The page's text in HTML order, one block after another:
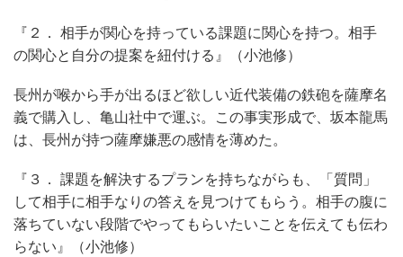
『２． 相手が関心を持っている課題に関心を持つ。相手
の関心と自分の提案を紐付ける』（小池修）
長州が喉から手が出るほど欲しい近代装備の鉄砲を薩摩名
義で購入し、亀山社中で運ぶ。この事実形成で、坂本龍馬
は、長州が持つ薩摩嫌悪の感情を薄めた。
『３． 課題を解決するプランを持ちながらも、「質問」
して相手に相手なりの答えを見つけてもらう。相手の腹に
落ちていない段階でやってもらいたいことを伝えても伝わ
らない』（小池修）